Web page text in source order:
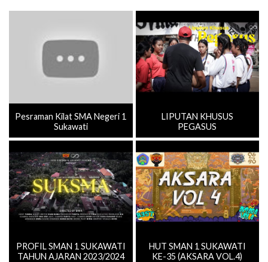
Pesraman Kilat SMA Negeri 1
Sukawati
LIPUTAN KHUSUS
PEGASUS
PROFIL SMAN 1 SUKAWATI
TAHUN AJARAN 2023/2024
HUT SMAN 1 SUKAWATI
KE-35 (AKSARA VOL.4)